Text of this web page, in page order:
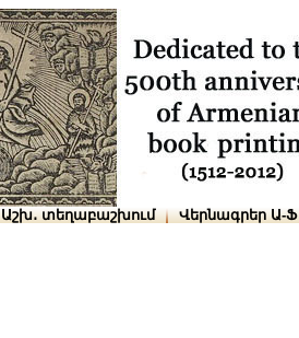
Աշխ․ տեղաբաշխում Վերնագրեր Ա-Ֆ